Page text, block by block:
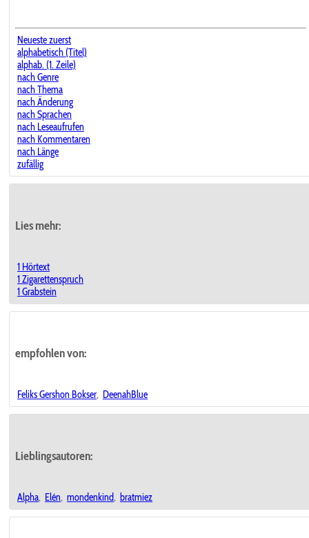
Neueste zuerst
alphabetisch (Titel)
alphab. (1. Zeile)
nach Genre
nach Thema
nach Änderung
nach Sprachen
nach Leseaufrufen
nach Kommentaren
nach Länge
zufällig
Lies mehr:
1 Hörtext
1 Zigarettenspruch
1 Grabstein
empfohlen von:
Feliks Gershon Bokser, DeenahBlue
Lieblingsautoren:
Alpha, Elén, mondenkind, bratmiez